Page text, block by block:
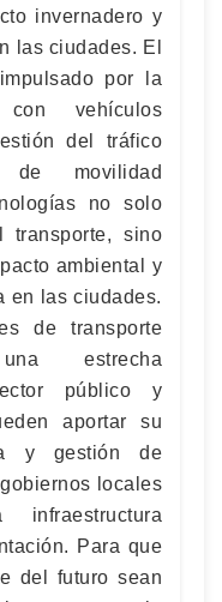
invernadero y
las ciudades. El
por la
con vehículos
del tráfico
de movilidad
no solo
transporte, sino
ambiental y
en las ciudades.
de transporte
estrecha
público y
aportar su
y gestión de
locales
Para que
del futuro sean